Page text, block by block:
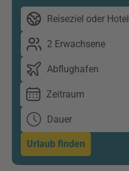
Reiseziel oder Hotel
2 Erwachsene
Abflughafen
Zeitraum
Dauer
Urlaub finden